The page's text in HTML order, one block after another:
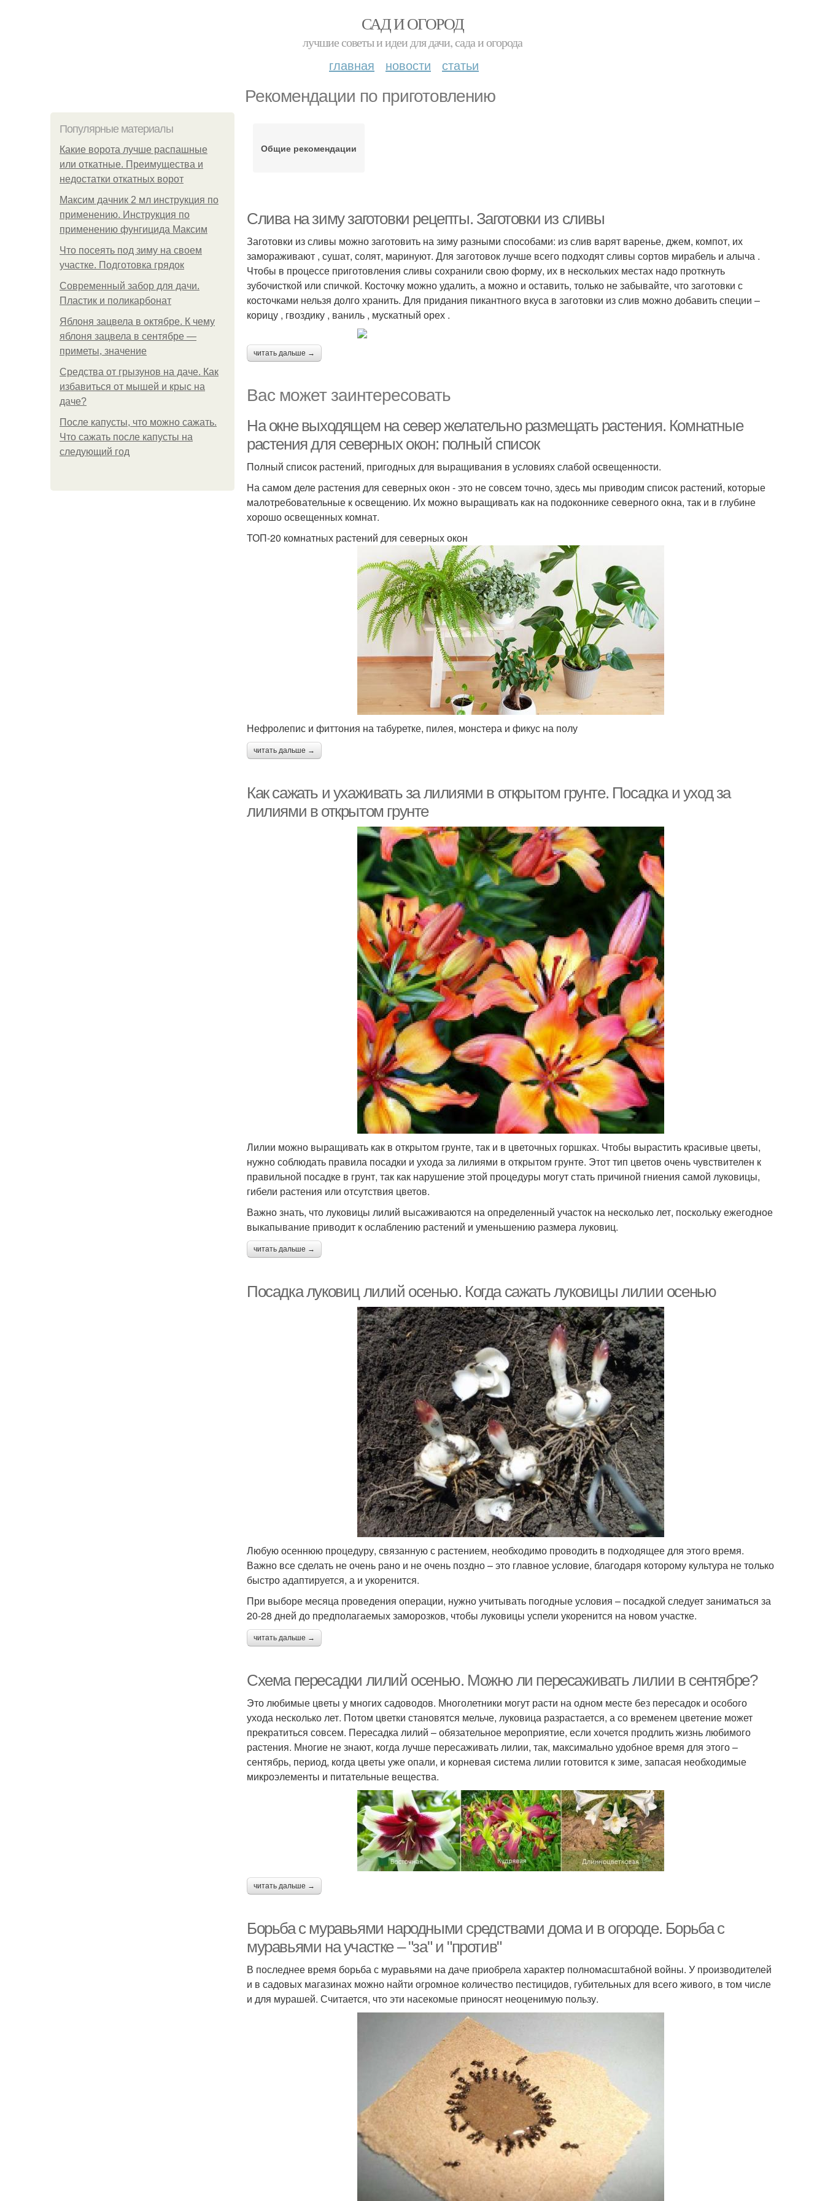
САД И ОГОРОД
лучшие советы и идеи для дачи, сада и огорода
главная новости статьи
Рекомендации по приготовлению
Популярные материалы
Какие ворота лучше распашные
или откатные. Преимущества и
недостатки откатных ворот
Максим дачник 2 мл инструкция по
применению. Инструкция по
применению фунгицида Максим
Что посеять под зиму на своем
участке. Подготовка грядок
Современный забор для дачи.
Пластик и поликарбонат
Яблоня зацвела в октябре. К чему
яблоня зацвела в сентябре —
приметы, значение
Средства от грызунов на даче. Как
избавиться от мышей и крыс на
даче?
После капусты, что можно сажать.
Что сажать после капусты на
следующий год
Общие рекомендации
Слива на зиму заготовки рецепты. Заготовки из сливы
Заготовки из сливы можно заготовить на зиму разными способами: из слив варят варенье, джем, компот, их
замораживают , сушат, солят, маринуют. Для заготовок лучше всего подходят сливы сортов мирабель и алыча .
Чтобы в процессе приготовления сливы сохранили свою форму, их в нескольких местах надо проткнуть
зубочисткой или спичкой. Косточку можно удалить, а можно и оставить, только не забывайте, что заготовки с
косточками нельзя долго хранить. Для придания пикантного вкуса в заготовки из слив можно добавить специи –
корицу , гвоздику , ваниль , мускатный орех .
читать дальше →
Вас может заинтересовать
На окне выходящем на север желательно размещать растения. Комнатные
растения для северных окон: полный список
Полный список растений, пригодных для выращивания в условиях слабой освещенности.
На самом деле растения для северных окон - это не совсем точно, здесь мы приводим список растений, которые
малотребовательные к освещению. Их можно выращивать как на подоконнике северного окна, так и в глубине
хорошо освещенных комнат.
ТОП-20 комнатных растений для северных окон
Нефролепис и фиттония на табуретке, пилея, монстера и фикус на полу
читать дальше →
Как сажать и ухаживать за лилиями в открытом грунте. Посадка и уход за
лилиями в открытом грунте
Лилии можно выращивать как в открытом грунте, так и в цветочных горшках. Чтобы вырастить красивые цветы,
нужно соблюдать правила посадки и ухода за лилиями в открытом грунте. Этот тип цветов очень чувствителен к
правильной посадке в грунт, так как нарушение этой процедуры могут стать причиной гниения самой луковицы,
гибели растения или отсутствия цветов.
Важно знать, что луковицы лилий высаживаются на определенный участок на несколько лет, поскольку ежегодное
выкапывание приводит к ослаблению растений и уменьшению размера луковиц.
читать дальше →
Посадка луковиц лилий осенью. Когда сажать луковицы лилии осенью
Любую осеннюю процедуру, связанную с растением, необходимо проводить в подходящее для этого время.
Важно все сделать не очень рано и не очень поздно – это главное условие, благодаря которому культура не только
быстро адаптируется, а и укоренится.
При выборе месяца проведения операции, нужно учитывать погодные условия – посадкой следует заниматься за
20-28 дней до предполагаемых заморозков, чтобы луковицы успели укоренится на новом участке.
читать дальше →
Схема пересадки лилий осенью. Можно ли пересаживать лилии в сентябре?
Это любимые цветы у многих садоводов. Многолетники могут расти на одном месте без пересадок и особого
ухода несколько лет. Потом цветки становятся мельче, луковица разрастается, а со временем цветение может
прекратиться совсем. Пересадка лилий – обязательное мероприятие, если хочется продлить жизнь любимого
растения. Многие не знают, когда лучше пересаживать лилии, так, максимально удобное время для этого –
сентябрь, период, когда цветы уже опали, и корневая система лилии готовится к зиме, запасая необходимые
микроэлементы и питательные вещества.
читать дальше →
Борьба с муравьями народными средствами дома и в огороде. Борьба с
муравьями на участке – "за" и "против"
В последнее время борьба с муравьями на даче приобрела характер полномасштабной войны. У производителей
и в садовых магазинах можно найти огромное количество пестицидов, губительных для всего живого, в том числе
и для мурашей. Считается, что эти насекомые приносят неоценимую пользу.